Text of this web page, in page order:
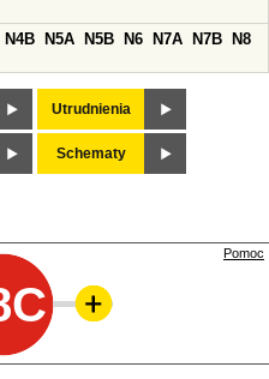
N4B N5A N5B N6 N7A N7B
N8
Utrudnienia
Schematy
Pomoc